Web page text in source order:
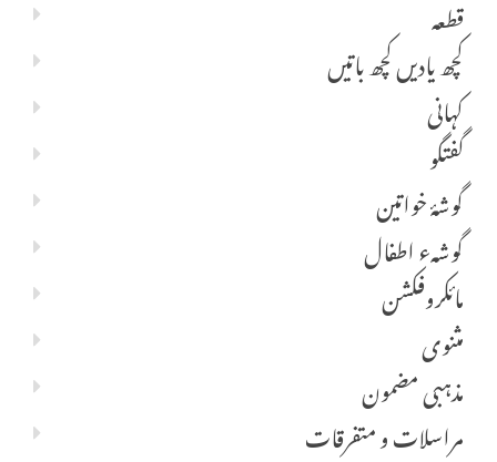
قطعہ
کچھ یادیں کچھ باتیں
کہانی
گفتگو
گوشۂ خواتین
گوشہء اطفال
مائکروفکشن
مثنوی
مذہبی مضمون
مراسلات و متفرقات